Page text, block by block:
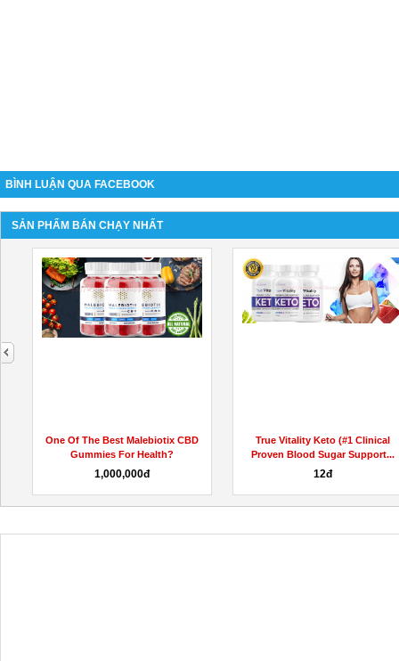
BÌNH LUẬN QUA FACEBOOK
SẢN PHẨM BÁN CHẠY NHẤT
One Of The Best Malebiotix CBD
Gummies For Health?
1,000,000đ
True Vitality Keto (#1 Clinical
Proven Blood Sugar Support...
12đ